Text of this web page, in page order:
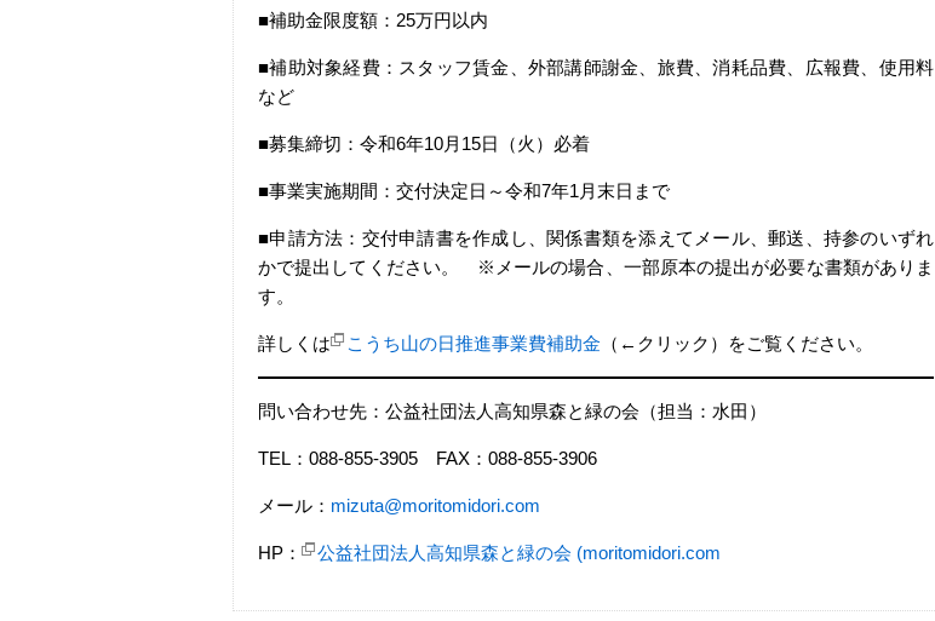
■補助金限度額：25万円以内
■補助対象経費：スタッフ賃金、外部講師謝金、旅費、消耗品費、広報費、使用料
など
■募集締切：令和6年10月15日（火）必着
■事業実施期間：交付決定日～令和7年1月末日まで
■申請方法：交付申請書を作成し、関係書類を添えてメール、郵送、持参のいずれ
かで提出してください。 ※メールの場合、一部原本の提出が必要な書類がありま
す。
詳しくは こうち山の日推進事業費補助金 （←クリック）をご覧ください。
問い合わせ先：公益社団法人高知県森と緑の会（担当：水田）
TEL：088-855-3905 FAX：088-855-3906
メール： mizuta@moritomidori.com
HP： 公益社団法人高知県森と緑の会 (moritomidori.com